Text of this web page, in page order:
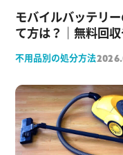
モバイルバッテリ
て方は？｜無料回
説
不用品別の処分方法